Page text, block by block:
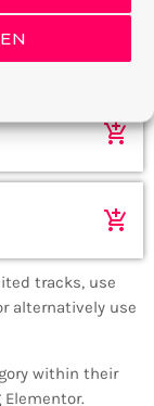
add_shopping_cart
add_shopping_cart
tracks, use
alternatively use
within their